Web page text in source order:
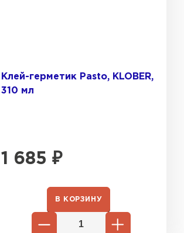
Клей-герметик Pasto, KLOBER,
310 мл
1 685 ₽
В КОРЗИНУ